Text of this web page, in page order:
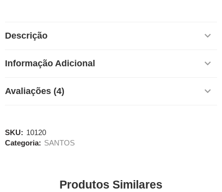
Descrição
Informação Adicional
Avaliações (4)
SKU: 10120
Categoria: SANTOS
Produtos Similares